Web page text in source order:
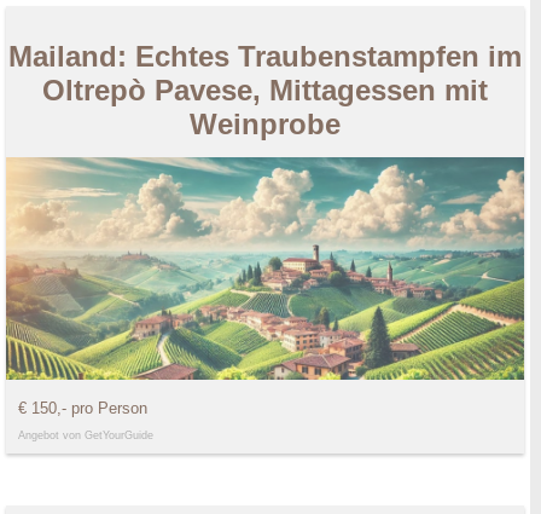
Mailand: Echtes Traubenstampfen im
Oltrepò Pavese, Mittagessen mit
Weinprobe
€ 150,- pro Person
Angebot von GetYourGuide